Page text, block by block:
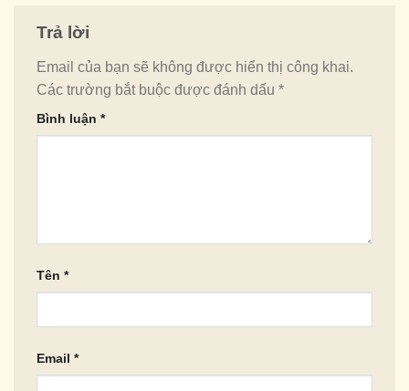
Trả lời
Email của bạn sẽ không được hiển thị công khai.
Các trường bắt buộc được đánh dấu *
Bình luận *
Tên *
Email *